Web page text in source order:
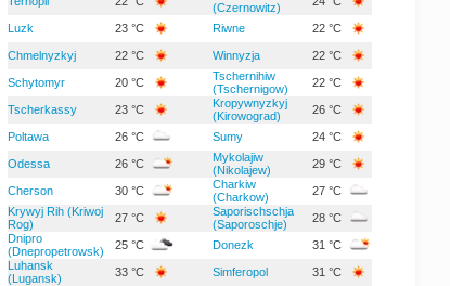
(Czernowitz)
Luzk 23 °C Riwne 22 °C
Chmelnyzkyj 22 °C Winnyzja 22 °C
Schytomyr 20 °C
Tschernihiw
(Tschernigow)
22 °C
Tscherkassy 23 °C
Kropywnyzkyj
(Kirowograd)
26 °C
Poltawa 26 °C Sumy 24 °C
Odessa 26 °C
Mykolajiw
(Nikolajew)
29 °C
Cherson 30 °C
Charkiw
(Charkow)
27 °C
Krywyj Rih (Kriwoj
Rog)
27 °C
Saporischschja
(Saporoschje)
28 °C
Dnipro
(Dnepropetrowsk)
25 °C Donezk
31 °C
Luhansk
(Lugansk)
33 °C Simferopol 31 °C